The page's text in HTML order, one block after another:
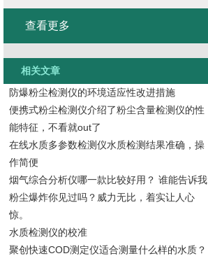
查看更多
相关文章
防爆粉尘检测仪的环境适应性改进措施
便携式粉尘检测仪介绍了粉尘含量检测仪的性
能特征，不看就out了
在线水质多参数检测仪水质检测结果准确，操
作简便
烟气综合分析仪哪一款比较好用？ 谁能告诉我
粉尘爆炸你见过吗？威力无比，着实让人心
惊。
水质检测仪的校准
聚创快速COD测定仪适合测量什么样的水质？